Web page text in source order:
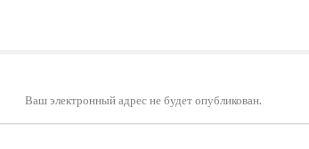
Ваш электронный адрес не будет опубликован.